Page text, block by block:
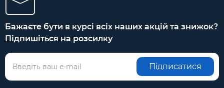
Бажаєте бути в курсі всіх наших акцій та знижок?
Підпишіться на розсилку
Підписатися